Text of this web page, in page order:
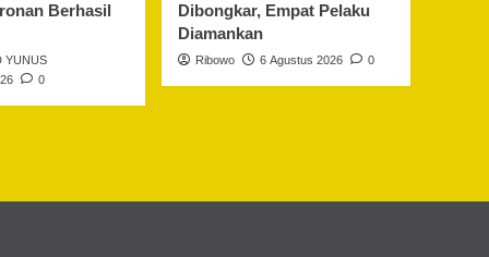
Berhasil
YUNUS
0
Dibongkar, Empat Pelaku
Diamankan
Ribowo 6 Agustus 2026 0